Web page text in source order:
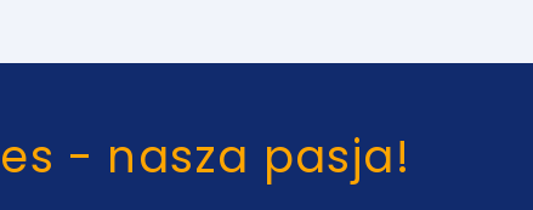
- nasza pasja!